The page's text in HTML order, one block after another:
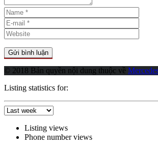
© 2018 Bản quyền nội dung thuộc về
Listing statistics for:
Listing views
Phone number views